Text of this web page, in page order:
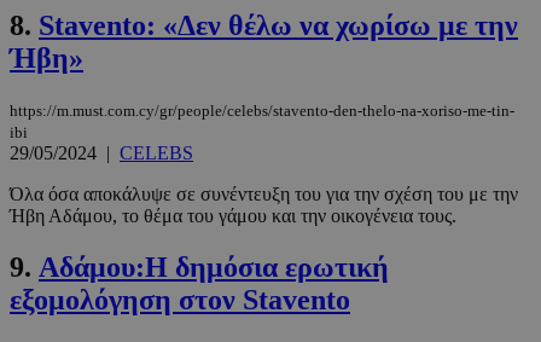
8. Stavento: «Δεν θέλω να χωρίσω με την
Ήβη»
https://m.must.com.cy/gr/people/celebs/stavento-den-thelo-na-xoriso-me-tin-
ibi
29/05/2024 | CELEBS
Όλα όσα αποκάλυψε σε συνέντευξη του για την σχέση του με την
Ήβη Αδάμου, το θέμα του γάμου και την οικογένεια τους.
9. Αδάμου:Η δημόσια ερωτική
εξομολόγηση στον Stavento